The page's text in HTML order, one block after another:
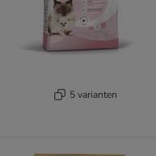
5 varianten